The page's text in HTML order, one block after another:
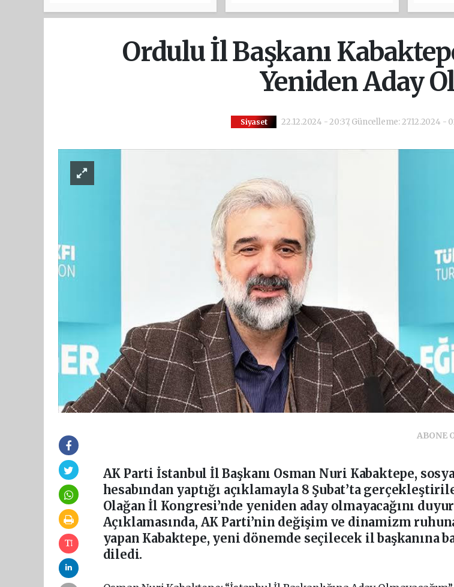
Ordulu İl Başkanı
Yeniden Aday
Siyaset 22.12.2024 - 20:37, Güncelleme: 27.12.2024 -
ABONE
AK Parti İstanbul İl Başkanı Osman Nuri Kabaktepe,
hesabından yaptığı açıklamayla 8 Şubat’ta
Olağan İl Kongresi’nde yeniden aday olmayacağını
Açıklamasında, AK Parti’nin değişim ve dinamizm
yapan Kabaktepe, yeni dönemde seçilecek il başkanına
diledi.